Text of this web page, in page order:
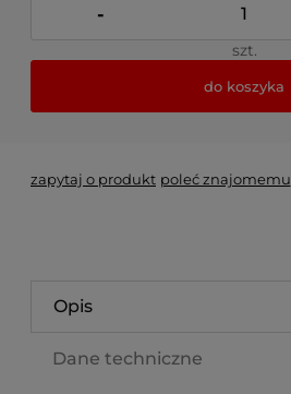
-
szt.
do koszyka
zapytaj o produkt poleć znajomemu
Opis
Dane techniczne